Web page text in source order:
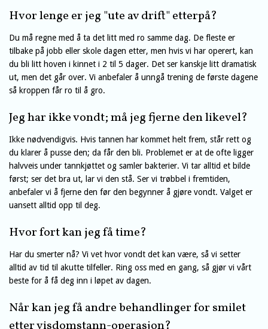
Hvor lenge er jeg "ute av drift" etterpå?
Du må regne med å ta det litt med ro samme dag. De fleste er
tilbake på jobb eller skole dagen etter, men hvis vi har operert, kan
du bli litt hoven i kinnet i 2 til 5 dager. Det ser kanskje litt dramatisk
ut, men det går over. Vi anbefaler å unngå trening de første dagene
så kroppen får ro til å gro.
Jeg har ikke vondt; må jeg fjerne den likevel?
Ikke nødvendigvis. Hvis tannen har kommet helt frem, står rett og
du klarer å pusse den; da får den bli. Problemet er at de ofte ligger
halvveis under tannkjøttet og samler bakterier. Vi tar alltid et bilde
først; ser det bra ut, lar vi den stå. Ser vi trøbbel i fremtiden,
anbefaler vi å fjerne den før den begynner å gjøre vondt. Valget er
uansett alltid opp til deg.
Hvor fort kan jeg få time?
Har du smerter nå? Vi vet hvor vondt det kan være, så vi setter
alltid av tid til akutte tilfeller. Ring oss med en gang, så gjør vi vårt
beste for å få deg inn i løpet av dagen.
Når kan jeg få andre behandlinger for smilet